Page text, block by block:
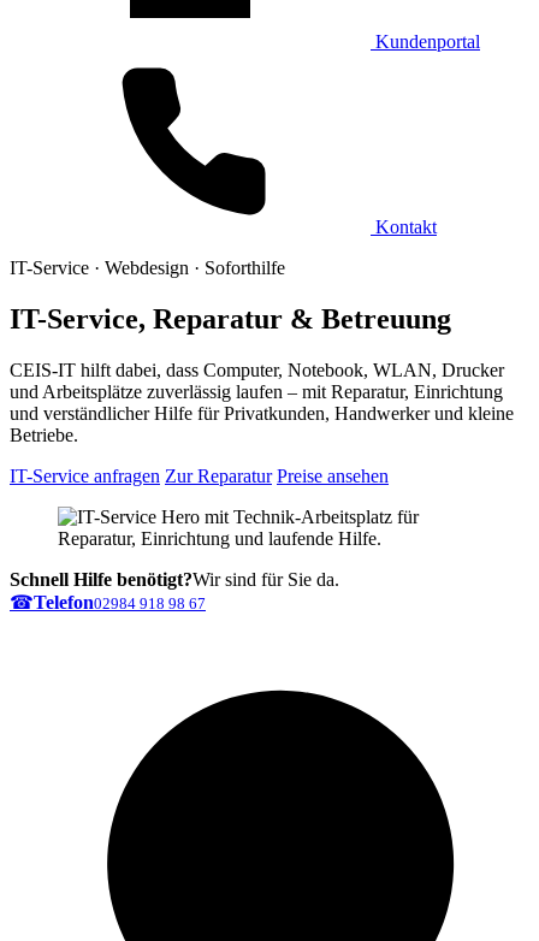
Kundenportal
Kontakt
IT-Service · Webdesign · Soforthilfe
IT-Service, Reparatur & Betreuung
CEIS-IT hilft dabei, dass Computer, Notebook, WLAN, Drucker
und Arbeitsplätze zuverlässig laufen – mit Reparatur, Einrichtung
und verständlicher Hilfe für Privatkunden, Handwerker und kleine
Betriebe.
IT-Service anfragen Zur Reparatur Preise ansehen
Schnell Hilfe benötigt?Wir sind für Sie da.
☎Telefon02984 918 98 67